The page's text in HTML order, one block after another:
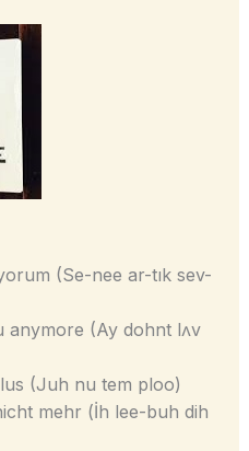
(Se-nee ar-tık sev-
anymore (Ay dohnt lʌv
(Juh nu tem ploo)
mehr (İh lee-buh dih